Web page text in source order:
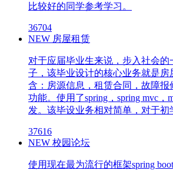
比较好的同学参考学习。
36704
NEW 房屋租赁
对于应届毕业生来说，步入社会的
子，该毕业设计的核心业务就是房
含：房源信息，租赁合同，故障报
功能。使用了spring，spring mvc，
发。该毕设业务相对简单，对于初
37616
NEW 校园论坛
使用现在最为流行的框架spring